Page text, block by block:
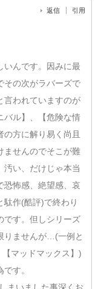
返信 引用
いんです。因みに最
その次がラバーズで
言われていますのが
バル】、【危険な情
方に解り易く尚且
ませんのでそこが難
汚い、だけじゃ本当
恐怖感、絶望感、哀
作(酷評)で終わり
です。但しシリーズ
りませんが…(一例と
マッドマックス】)
す。
まいました事深くお